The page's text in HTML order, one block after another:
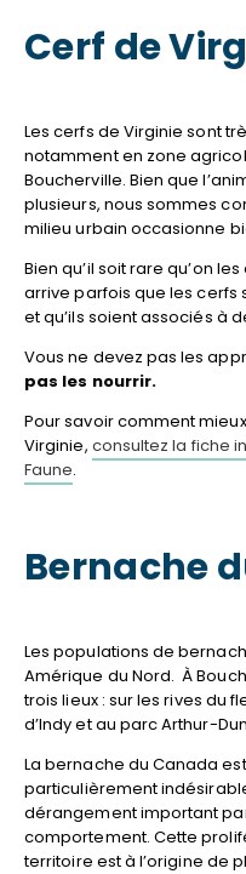
Cerf de
Les cerfs de Virginie sont
notamment en zone
Boucherville. Bien que
plusieurs, nous sommes
milieu urbain occasionne
Bien qu’il soit rare qu’on
arrive parfois que les cerfs
et qu’ils soient associés à
Vous ne devez pas les
pas les nourrir.
Pour savoir comment
Virginie, consultez la fiche
Faune.
Bernache
Les populations de
Amérique du Nord. À
trois lieux : sur les rives du
d’Indy et au parc Arthur-
La bernache du Canada
particulièrement
dérangement important
comportement. Cette
territoire est à l’origine de